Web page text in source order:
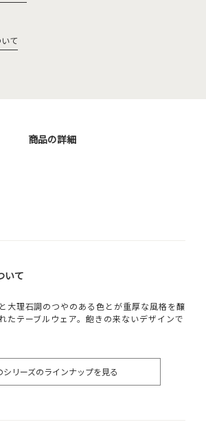
て
商品の詳細
いて
大理石調のつやのある色とが重厚な風格を醸
たテーブルウェア。飽きの来ないデザインで
シリーズのラインナップを見る